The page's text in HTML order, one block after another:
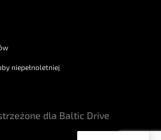
niepełnoletniej
dla Baltic Drive